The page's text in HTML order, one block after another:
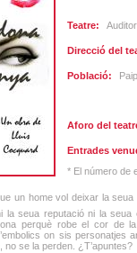
Teatre:
Direcció del
Població:
Aforo del
Entrades
* El número de
un home vol deixar la
la seua reputació ni la
perquè robe el cor de
on sis personatjes
no se la perden. ¿T’apuntes?